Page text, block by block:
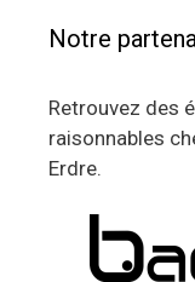
Notre
Retrouvez des
raisonnables
Erdre.